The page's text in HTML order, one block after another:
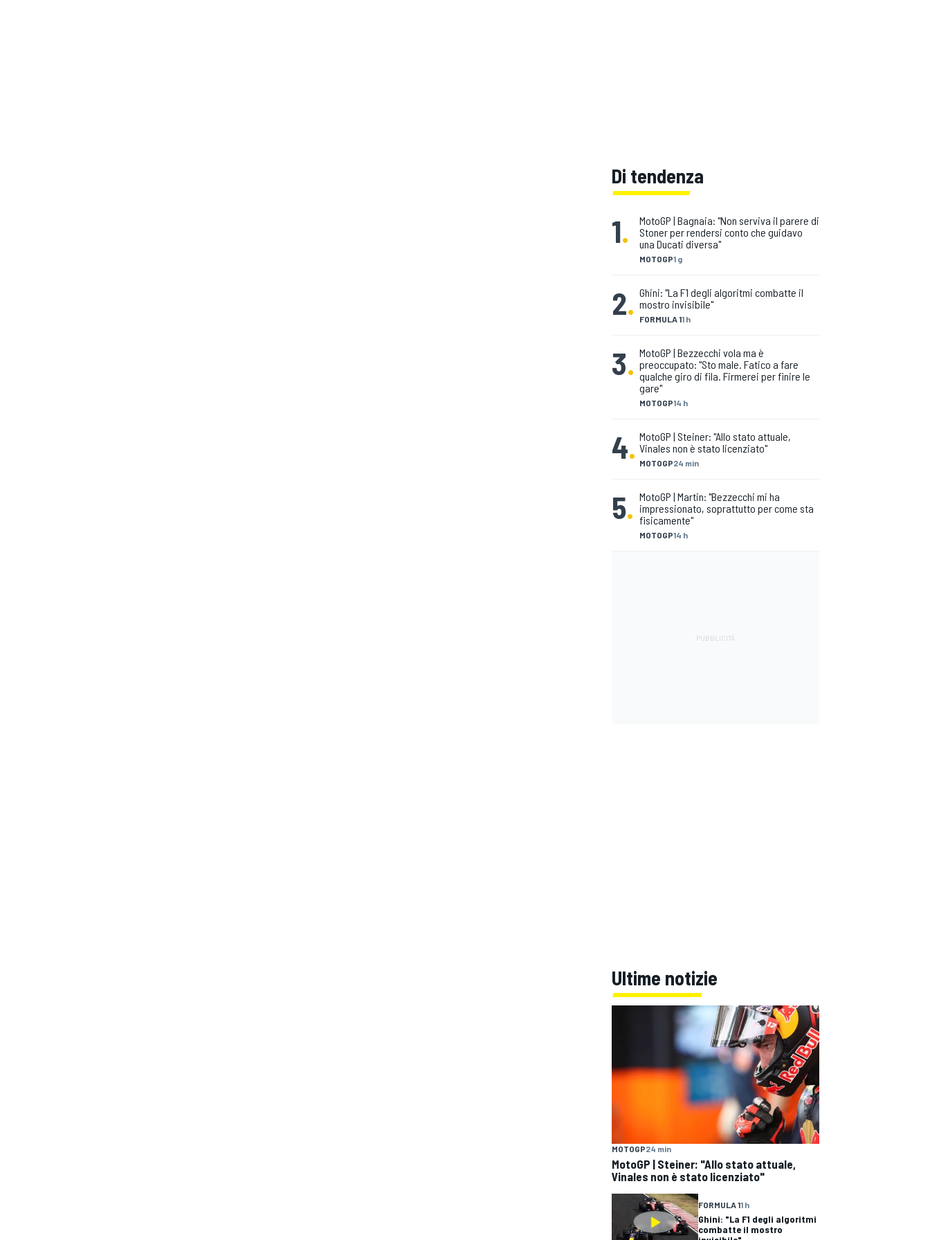
Di tendenza
1.
MOTOGP1 g
MotoGP | Bagnaia: "Non serviva il parere di
Stoner per rendersi conto che guidavo
una Ducati diversa"
2. FORMULA 11 h
Ghini: "La F1 degli algoritmi combatte il
mostro invisibile"
3.
MOTOGP14 h
MotoGP | Bezzecchi vola ma è
preoccupato: "Sto male. Fatico a fare
qualche giro di fila. Firmerei per finire le
gare"
4. MOTOGP24 min
MotoGP | Steiner: "Allo stato attuale,
Vinales non è stato licenziato"
5.
MOTOGP14 h
MotoGP | Martin: "Bezzecchi mi ha
impressionato, soprattutto per come sta
fisicamente"
Ultime notizie
MOTOGP24 min
MotoGP | Steiner: "Allo stato attuale,
Vinales non è stato licenziato"
FORMULA 11 h
Ghini: "La F1 degli algoritmi
combatte il mostro